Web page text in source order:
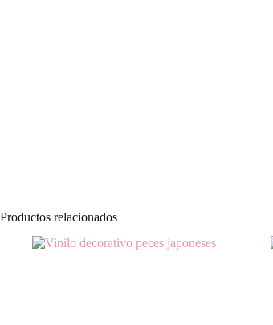
Productos relacionados